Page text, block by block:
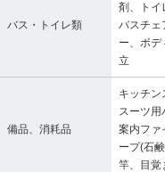
バス・トイレ類
剤、トイ
バスチェ
ー、ボデ
立
備品、消耗品
キッチン
スーツ用
案内ファ
ープ(石
竿、目覚